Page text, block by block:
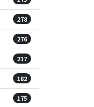
278
276
217
182
175